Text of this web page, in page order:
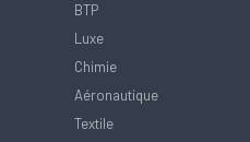
BTP
Luxe
Chimie
Aéronautique
Textile